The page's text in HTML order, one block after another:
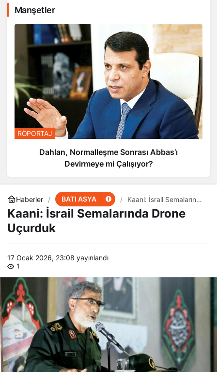
Manşetler
RÖPORTAJ
Dahlan, Normalleşme Sonrası Abbas’ı
Devirmeye mi Çalışıyor?
Haberler BATI ASYA
Kaani: İsrail Semalarında
Drone Uçurduk
Kaani: İsrail Semalarında Drone
Uçurduk
17 Ocak 2026, 23:08 yayınlandı
1